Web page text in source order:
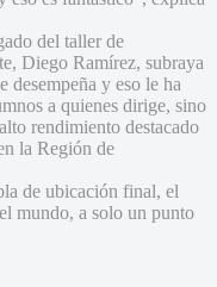
del taller de
Diego Ramírez, subraya
desempeña y eso le ha
a quienes dirige, sino
rendimiento destacado
la Región de
de ubicación final, el
mundo, a solo un punto